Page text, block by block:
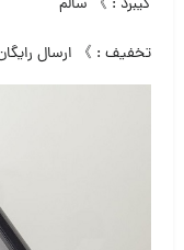
کیبرد : 》 سالم
تخفیف : 》 ارسال